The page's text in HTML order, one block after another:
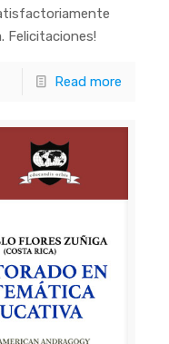
Felicitaciones!
Read more